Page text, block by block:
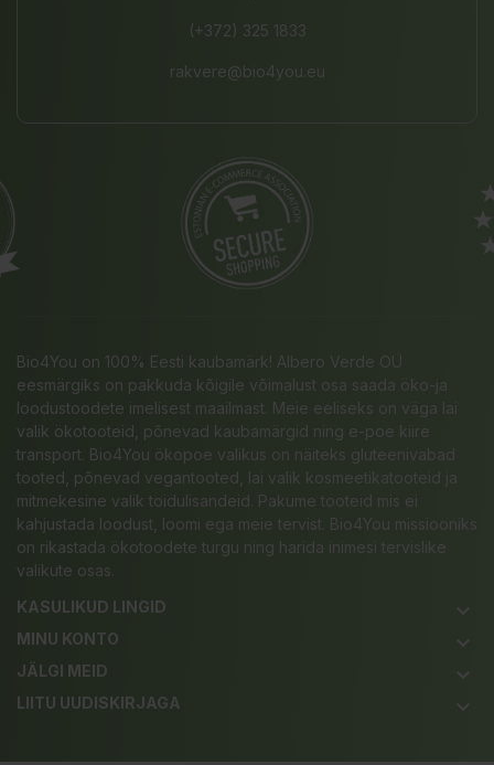
(+372) 325 1833
rakvere@bio4you.eu
Bio4You on 100% Eesti kaubamärk! Albero Verde OÜ
eesmärgiks on pakkuda kõigile võimalust osa saada öko-ja
loodustoodete imelisest maailmast. Meie eeliseks on väga lai
valik ökotooteid, põnevad kaubamärgid ning e-poe kiire
transport. Bio4You ökopoe valikus on näiteks gluteenivabad
tooted, põnevad vegantooted, lai valik kosmeetikatooteid ja
mitmekesine valik toidulisandeid. Pakume tooteid mis ei
kahjustada loodust, loomi ega meie tervist. Bio4You missiooniks
on rikastada ökotoodete turgu ning harida inimesi tervislike
valikute osas.
KASULIKUD LINGID
keyboard_arrow_down
MINU KONTO keyboard_arrow_down
JÄLGI MEID keyboard_arrow_down
LIITU UUDISKIRJAGA keyboard_arrow_down